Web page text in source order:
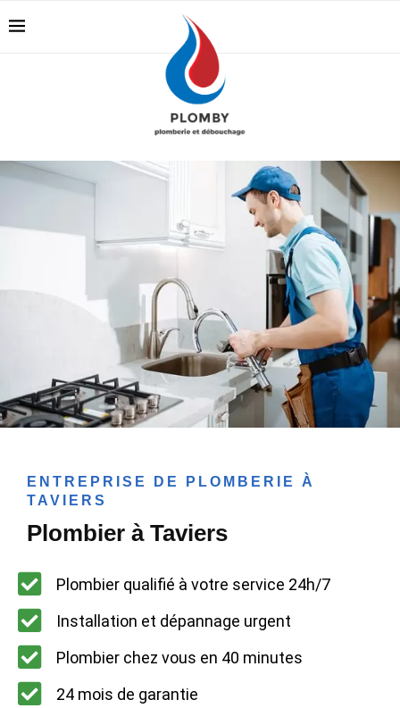
ENTREPRISE DE PLOMBERIE À
TAVIERS
Plombier à Taviers
Plombier qualifié à votre service 24h/7
Installation et dépannage urgent
Plombier chez vous en 40 minutes
24 mois de garantie